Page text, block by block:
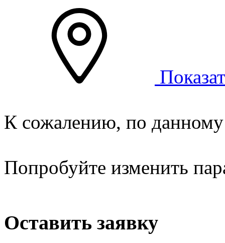
К сожалению, по данному
Попробуйте изменить
Оставить заявку